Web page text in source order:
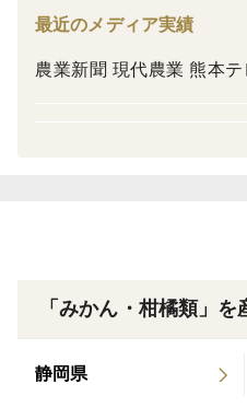
最近のメディア実績
農業新聞 現代農業 熊本
「みかん・柑橘類」
静岡県